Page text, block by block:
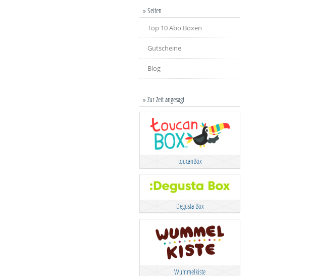
» Seiten
Top 10 Abo Boxen
Gutscheine
Blog
» Zur Zeit angesagt
toucanBox
Degusta Box
Wummelkiste